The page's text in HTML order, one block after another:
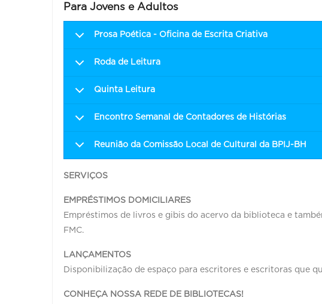
Para Jovens e Adultos
Prosa Poética - Oficina de Escrita Criativa
Roda de Leitura
Quinta Leitura
Encontro Semanal de Contadores de Histórias
Reunião da Comissão Local de Cultural da BPIJ-BH
SERVIÇOS
EMPRÉSTIMOS DOMICILIARES
Empréstimos de livros e gibis do acervo da biblioteca e
FMC.
LANÇAMENTOS
Disponibilização de espaço para escritores e escritoras que
CONHEÇA NOSSA REDE DE BIBLIOTECAS!